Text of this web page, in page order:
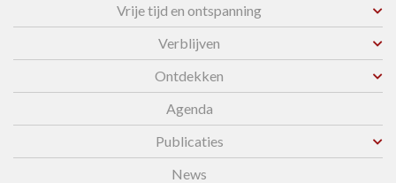
Vrije tijd en ontspanning
Verblijven
Ontdekken
Agenda
Publicaties
News